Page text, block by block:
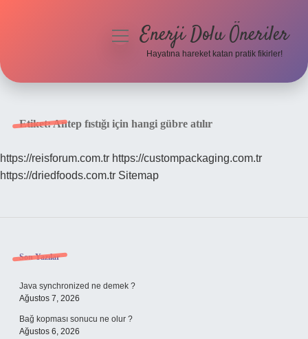
Hakkımızda
menüyüEnerji Dolu Öneriler
Hayatına hareket katan pratik fikirler!
Etiket:Antep fıstığı için hangi gübre atılır
https://reisforum.com.tr https://custompackaging.com.tr
https://driedfoods.com.tr Sitemap
Sidebar
Son Yazılar
Java synchronized ne demek ?
Ağustos 7, 2026
Bağ kopması sonucu ne olur ?
Ağustos 6, 2026